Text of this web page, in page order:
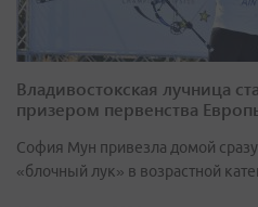
Владивостокская лучница
призером первенства
София Мун привезла домой
«блочный лук» в возрастной